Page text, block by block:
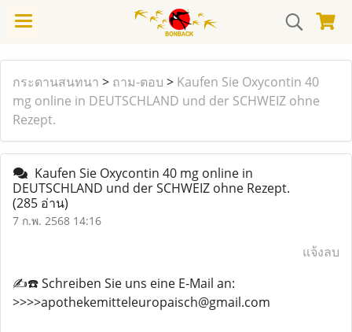
กระดานสนทนา > ถาม-ตอบ > Kaufen Sie Oxycontin 40
mg online in DEUTSCHLAND und der SCHWEIZ ohne
Rezept.
Kaufen Sie Oxycontin 40 mg online in
DEUTSCHLAND und der SCHWEIZ ohne Rezept.
(285 อ่าน)
7 ก.พ. 2568 14:16
แจ้งลบ
✍️☎️ Schreiben Sie uns eine E-Mail an:
>>>>apothekemitteleuropaisch@gmail.com